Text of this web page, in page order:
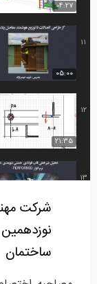
04:27
11
05:00
12
21:35
13
شرکت
ساختمان